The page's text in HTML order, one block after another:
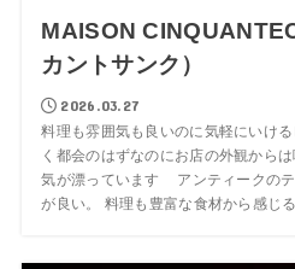
MAISON
カントサンク）
2026.03.27
料理も雰囲気も良いのに気軽にいけ
く都会のはずなのにお店の外観から
気が漂っています アンティークの
が良い。 料理も豊富な食材から感じる